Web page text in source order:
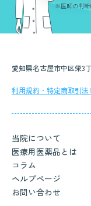
※医師の判断
愛知県名古屋市中区栄3
利用規約・特定商取引法
当院について
医療用医薬品とは
コラム
ヘルプページ
お問い合わせ